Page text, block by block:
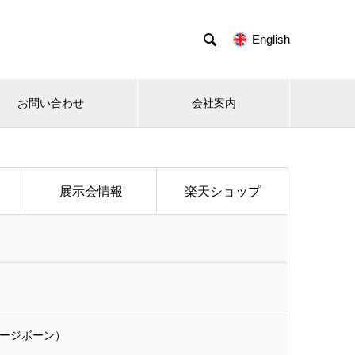
 English
お問い合わせ 会社案内
展示会情報 楽天ショップ
ジボーン）